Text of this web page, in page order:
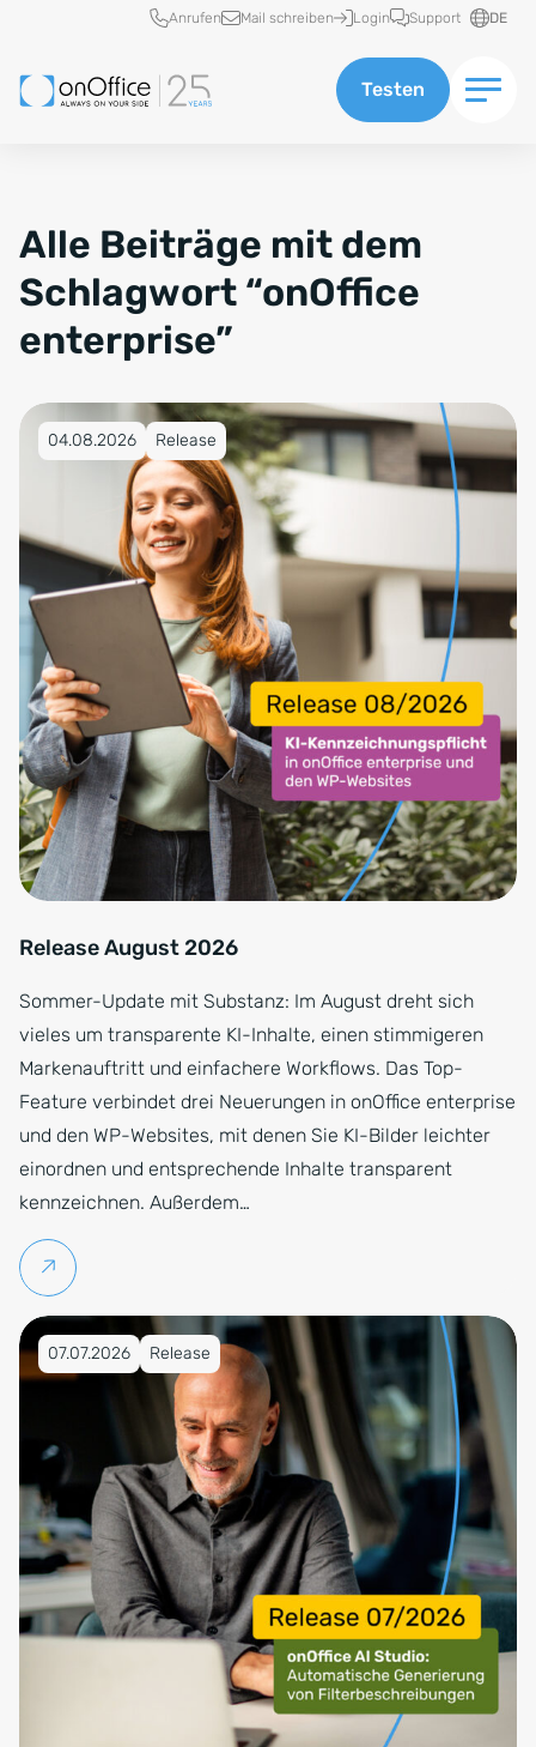
Schnellzugriff
Anrufen Mail schreiben Login Support DE
Testen
Alle Beiträge mit dem
Schlagwort “onOffice
enterprise”
Veröffentlicht am 04.08.2026
04.08.2026 Release
Release August 2026
Sommer-Update mit Substanz: Im August dreht sich
vieles um transparente KI-Inhalte, einen stimmigeren
Markenauftritt und einfachere Workflows. Das Top-
Feature verbindet drei Neuerungen in onOffice enterprise
und den WP-Websites, mit denen Sie KI-Bilder leichter
einordnen und entsprechende Inhalte transparent
kennzeichnen. Außerdem…
Weiterlesen
Veröffentlicht am 07.07.2026
07.07.2026 Release